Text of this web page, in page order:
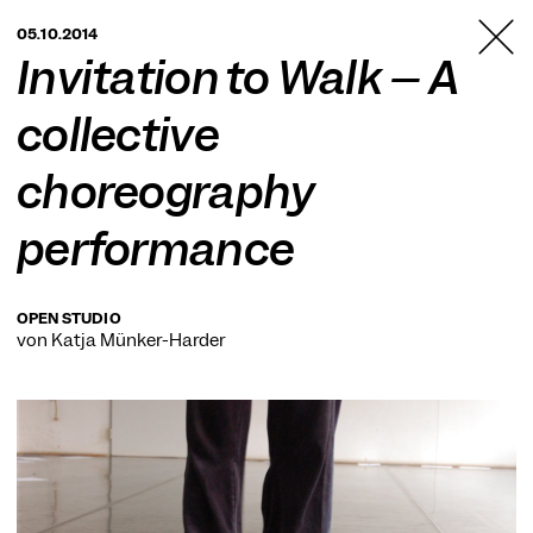
BERLIN
05.10.2014
Invitation to Walk – A
collective
choreography
performance
OPEN STUDIO
von Katja Münker-Harder